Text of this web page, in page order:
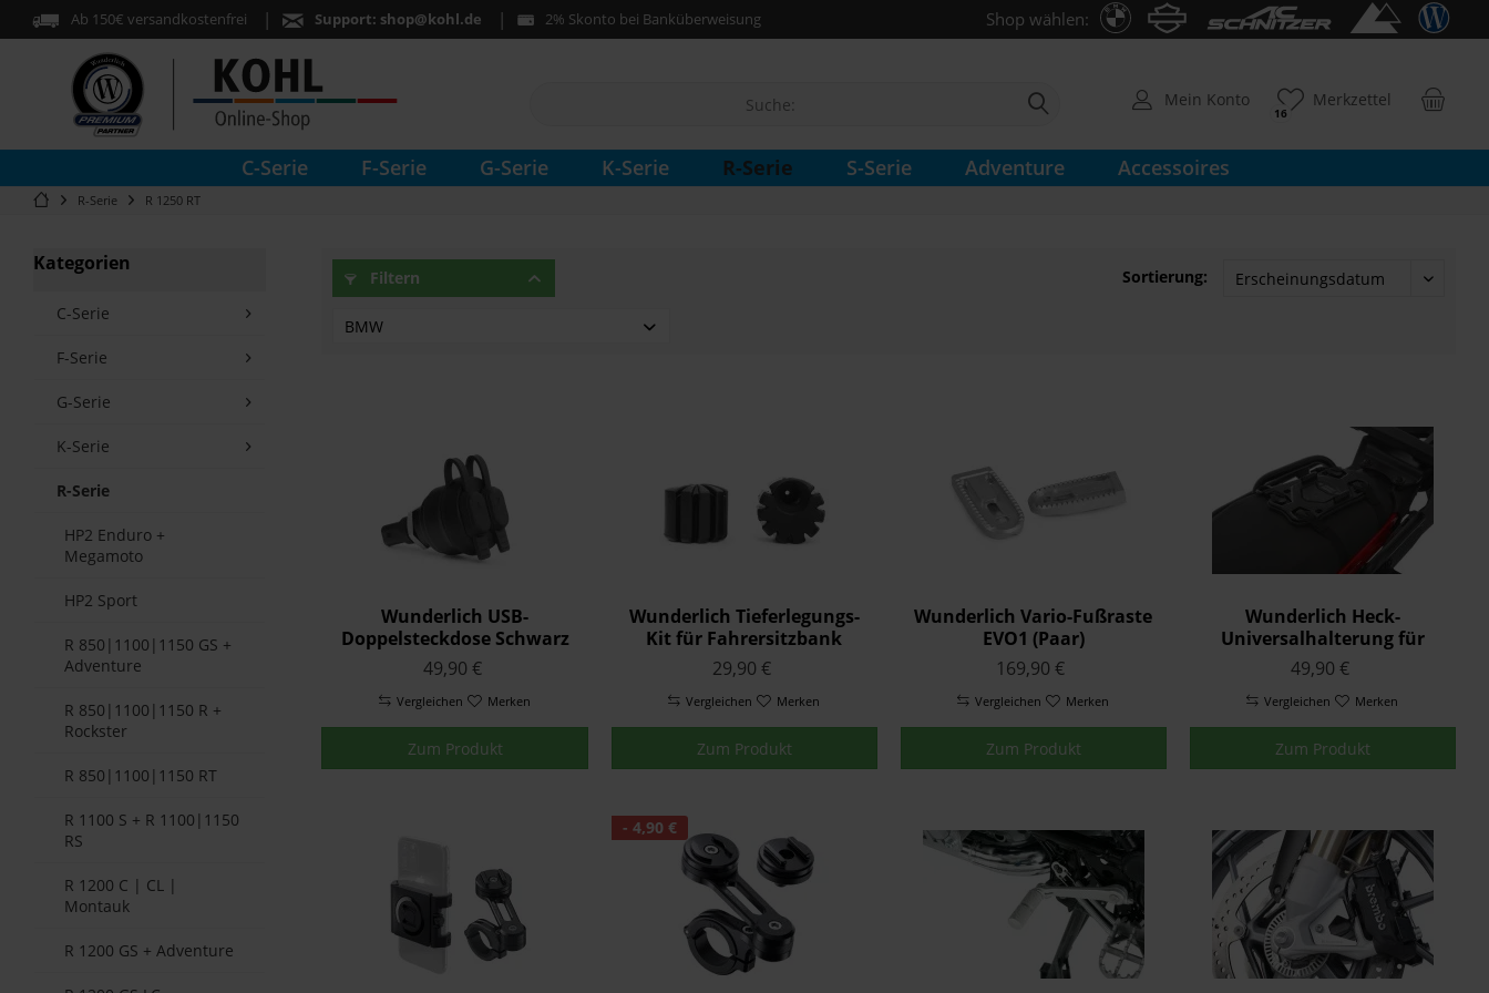
Ab 150€ versandkostenfrei Support: shop@kohl.de 2% Skonto bei Banküberweisung Shop wählen:
16
Merkzettel
Mein Konto
C-Serie F-Serie G-Serie K-Serie R-Serie S-Serie Adventure Accessoires
R-Serie R 1250 RT
Kategorien
C-Serie
F-Serie
G-Serie
K-Serie
R-Serie
HP2 Enduro +
Megamoto
HP2 Sport
R 850|1100|1150 GS +
Adventure
R 850|1100|1150 R +
Rockster
R 850|1100|1150 RT
R 1100 S + R 1100|1150
RS
R 1200 C | CL |
Montauk
R 1200 GS + Adventure
Filtern Sortierung:
BMW
R1200RS
R1200RT
R1200RT LC
R1250GS Adventure
R1250R
r1250rs
R1250RT
S1000XR
Wunderlich USB-
Doppelsteckdose Schwarz
49,90 €
Vergleichen Merken
Zum Produkt
Wunderlich Tieferlegungs-
Kit für Fahrersitzbank
Schwarz
29,90 €
Vergleichen Merken
Zum Produkt
Wunderlich Vario-Fußraste
EVO1 (Paar)
169,90 €
Vergleichen Merken
Zum Produkt
Wunderlich Heck-
Universalhalterung für
CLICK BAGs - schwarz
49,90 €
Vergleichen Merken
Zum Produkt
- 4,90 €